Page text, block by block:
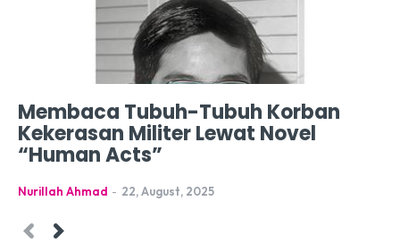
Membaca Tubuh-Tubuh Korban
Kekerasan Militer Lewat Novel
“Human Acts”
Nurillah Ahmad - 22, August, 2025